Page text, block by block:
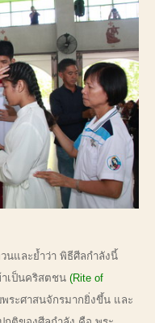
และย้ำว่า พิธีศีลกำลังนี้
าเป็นคริสตชน (Rite of
ระศาสนจักรมากยิ่งขึ้น และ